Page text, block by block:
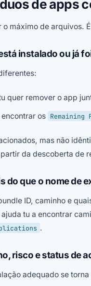
de apps
máximo de arquivos.
instalado ou já
quer remover o app
os Remaining
mas não
da descoberta de
do que o nome de
ID, caminho e
tu a encontrar
.
risco e status de
adequado se